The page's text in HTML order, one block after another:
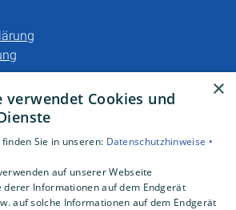
×
verwendet Cookies und
Sie in unseren: Datenschutzhinweise •
auf unserer Webseite
derer Informationen auf dem Endgerät
auf solche Informationen auf dem Endgerät